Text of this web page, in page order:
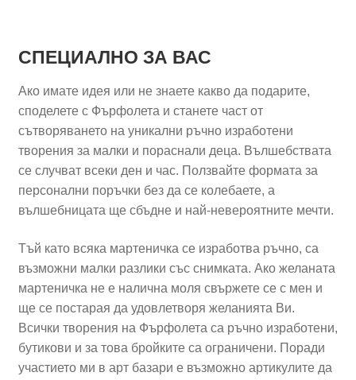
СПЕЦИАЛНО ЗА ВАС
Ако имате идея или не знаете какво да подарите,
споделете с Фърфолета и станете част от
сътворяването на уникални ръчно изработени
творения за малки и пораснали деца. Вълшебствата
се случват всеки ден и час. Ползвайте формата за
персонални поръчки без да се колебаете, а
вълшебницата ще сбъдне и най-невероятните мечти.
Тъй като всяка мартеничка се изработва ръчно, са
възможни малки разлики със снимката. Ако желаната
мартеничка не е налична моля свържете се с мен и
ще се постарая да удовлетворя желанията Ви.
Всички творения на Фърфолета са ръчно изработени,
бутикови и за това бройките са ограничени. Поради
участието ми в арт базари е възможно артикулите да